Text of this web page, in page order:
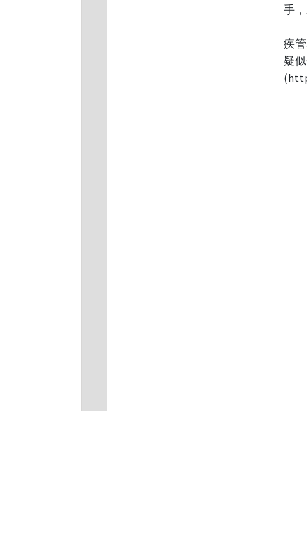
手
疾
疑